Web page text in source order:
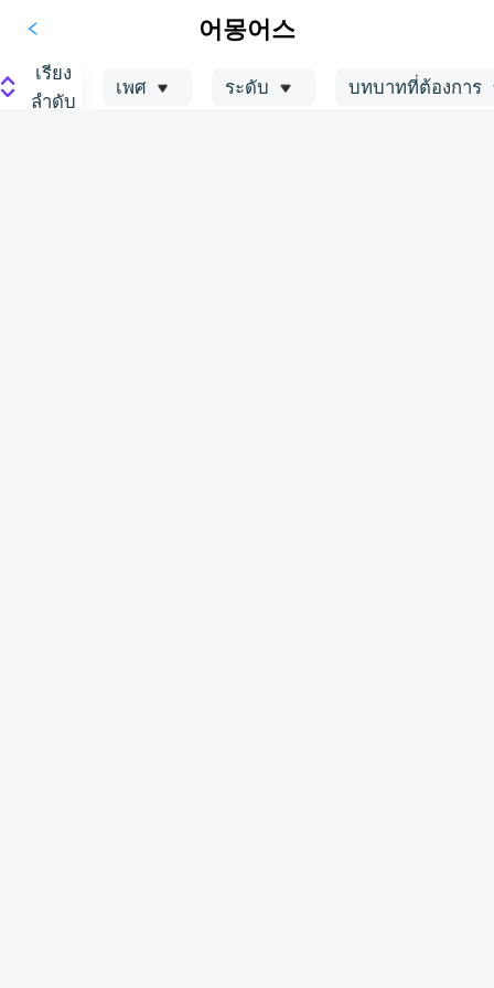
어몽어스
เรียง
ลำดับ
เพศ ระดับ บทบาทที่ต้องการ